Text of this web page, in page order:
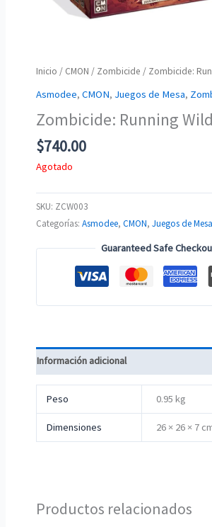
Inicio / CMON / Zombicide / Zombicide:
Asmodee,CMON, Juegos de Mesa,
Zombicide: Running Wild
$740.00
Agotado
SKU: ZCW003
Categorías:Asmodee,CMON,Juegos de Mesa
Guaranteed Safe
Información adicional
Peso 0.95 kg
Dimensiones 26 × 26 × 7
Productos relacionados